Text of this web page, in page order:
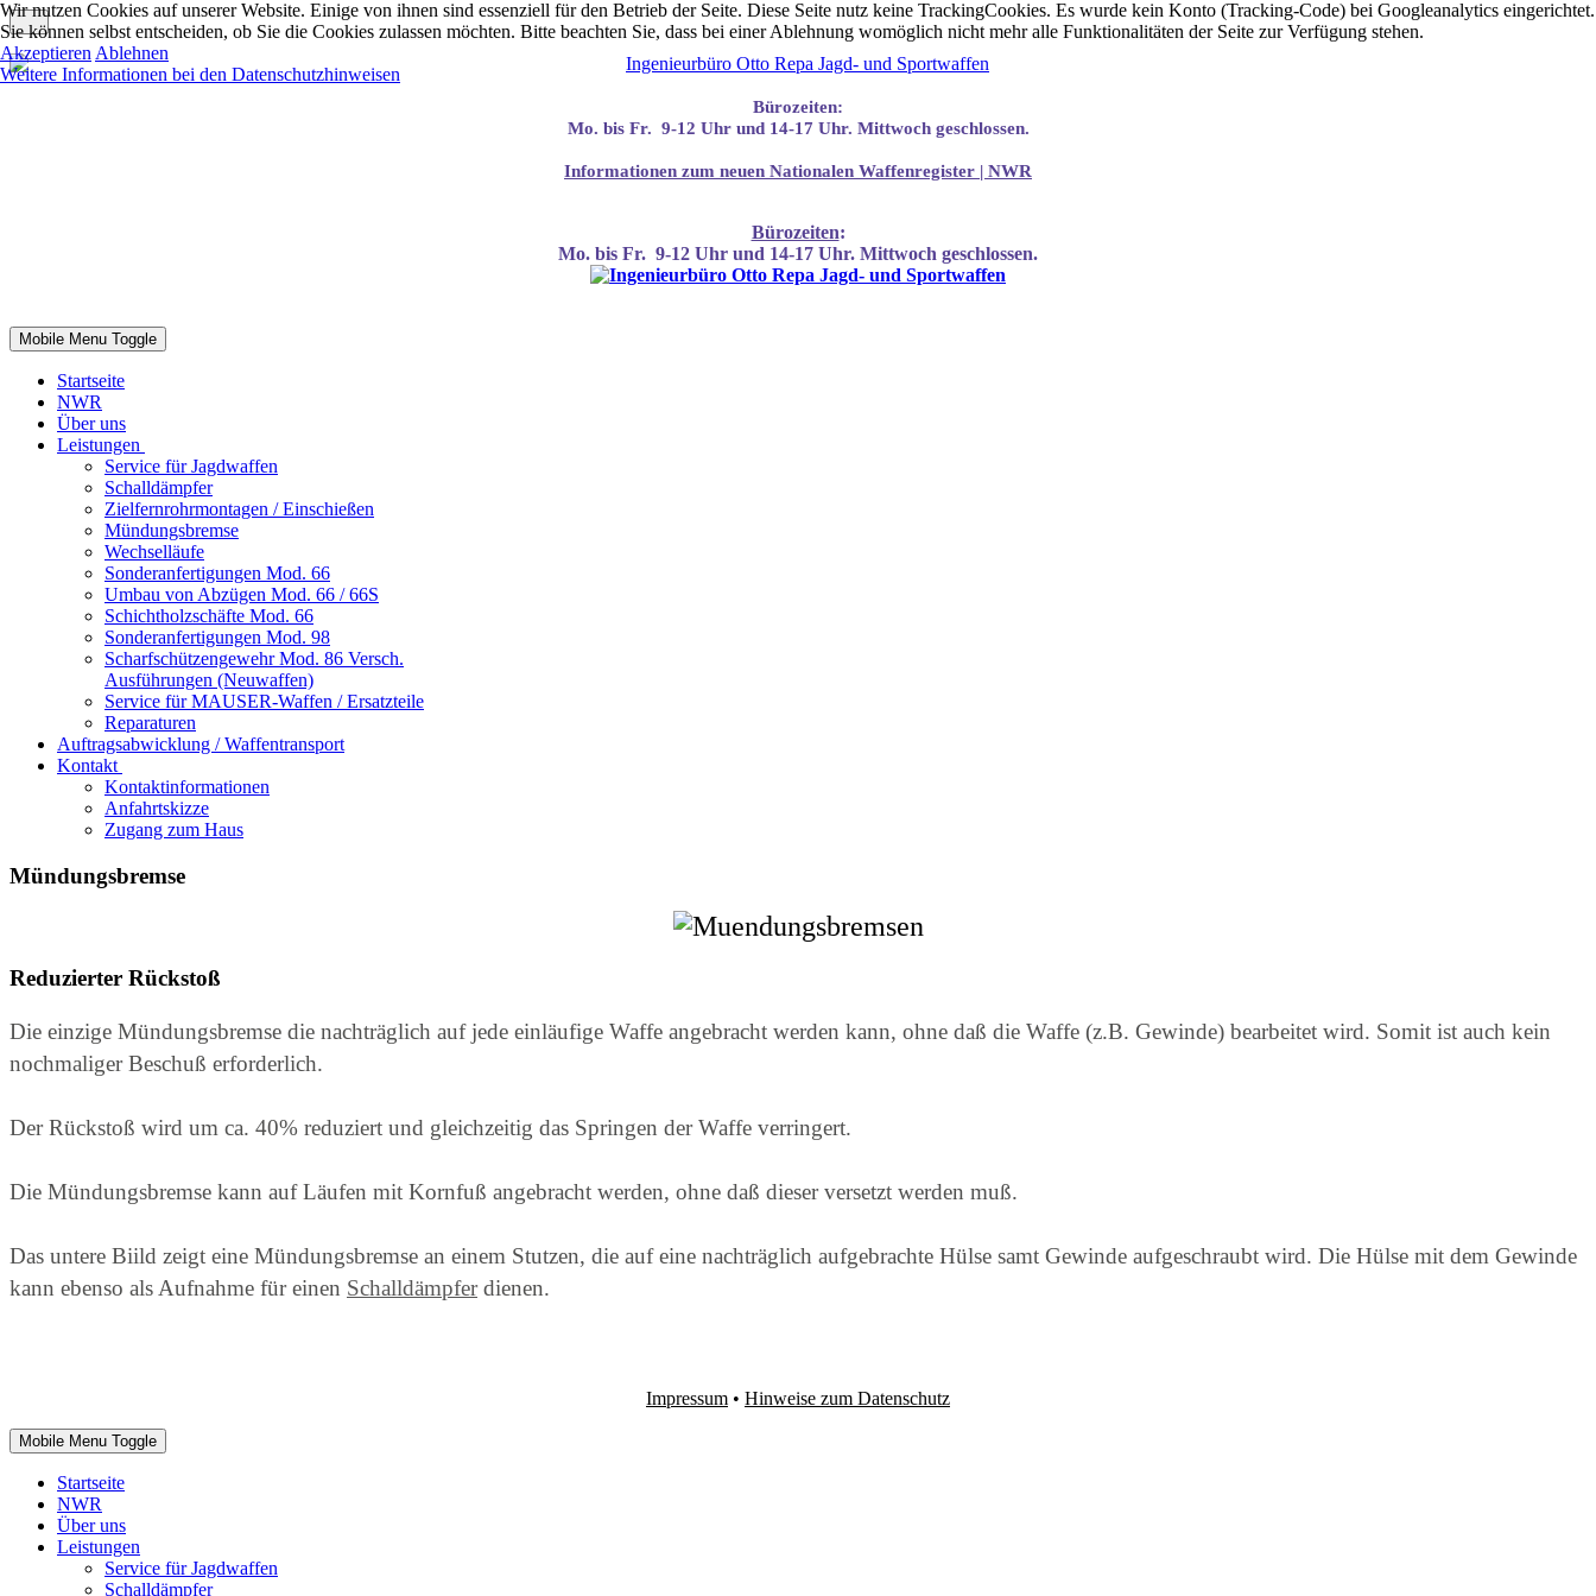
Bürozeiten:
Mo. bis Fr. 9-12 Uhr und 14-17 Uhr. Mittwoch geschlossen.
Informationen zum neuen Nationalen Waffenregister | NWR
Bürozeiten:
Mo. bis Fr. 9-12 Uhr und 14-17 Uhr. Mittwoch geschlossen.
Mobile Menu Toggle
Startseite
NWR
Über uns
Leistungen
Service für Jagdwaffen
Schalldämpfer
Zielfernrohrmontagen / Einschießen
Mündungsbremse
Wechselläufe
Sonderanfertigungen Mod. 66
Umbau von Abzügen Mod. 66 / 66S
Schichtholzschäfte Mod. 66
Sonderanfertigungen Mod. 98
Scharfschützengewehr Mod. 86 Versch.
Ausführungen (Neuwaffen)
Service für MAUSER-Waffen / Ersatzteile
Reparaturen
Auftragsabwicklung / Waffentransport
Kontakt
Kontaktinformationen
Anfahrtskizze
Zugang zum Haus
Mündungsbremse
Reduzierter Rückstoß
Die einzige Mündungsbremse die nachträglich auf jede einläufige Waffe angebracht werden kann, ohne daß die Waffe (z.B. Gewinde) bearbeitet wird. Somit ist auch kein
nochmaliger Beschuß erforderlich.
Der Rückstoß wird um ca. 40% reduziert und gleichzeitig das Springen der Waffe verringert.
Die Mündungsbremse kann auf Läufen mit Kornfuß angebracht werden, ohne daß dieser versetzt werden muß.
Das untere Biild zeigt eine Mündungsbremse an einem Stutzen, die auf eine nachträglich aufgebrachte Hülse samt Gewinde aufgeschraubt wird. Die Hülse mit dem Gewinde
kann ebenso als Aufnahme für einen Schalldämpferdienen.
Impressum • Hinweise zum Datenschutz
Mobile Menu Toggle
Startseite
NWR
Über uns
Leistungen
Service für Jagdwaffen
Schalldämpfer
Wir nutzen Cookies auf unserer Website. Einige von ihnen sind essenziell für den Betrieb der Seite. Diese Seite nutz keine TrackingCookies. Es wurde kein Konto (Tracking-Code) bei Googleanalytics eingerichtet.
Sie können selbst entscheiden, ob Sie die Cookies zulassen möchten. Bitte beachten Sie, dass bei einer Ablehnung womöglich nicht mehr alle Funktionalitäten der Seite zur Verfügung stehen.
Akzeptieren Ablehnen
Weitere Informationen bei den Datenschutzhinweisen